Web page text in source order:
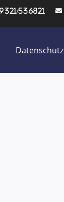
536821
Datenschutz